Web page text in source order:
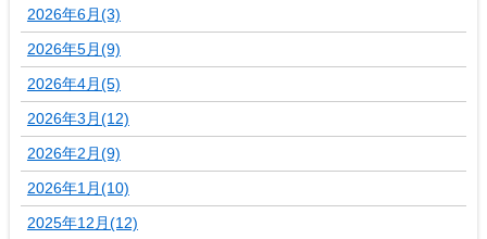
2026年6月(3)
2026年5月(9)
2026年4月(5)
2026年3月(12)
2026年2月(9)
2026年1月(10)
2025年12月(12)